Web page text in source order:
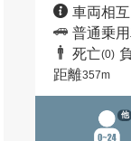
車両相
普通乗
死亡(0)
距離357m
他